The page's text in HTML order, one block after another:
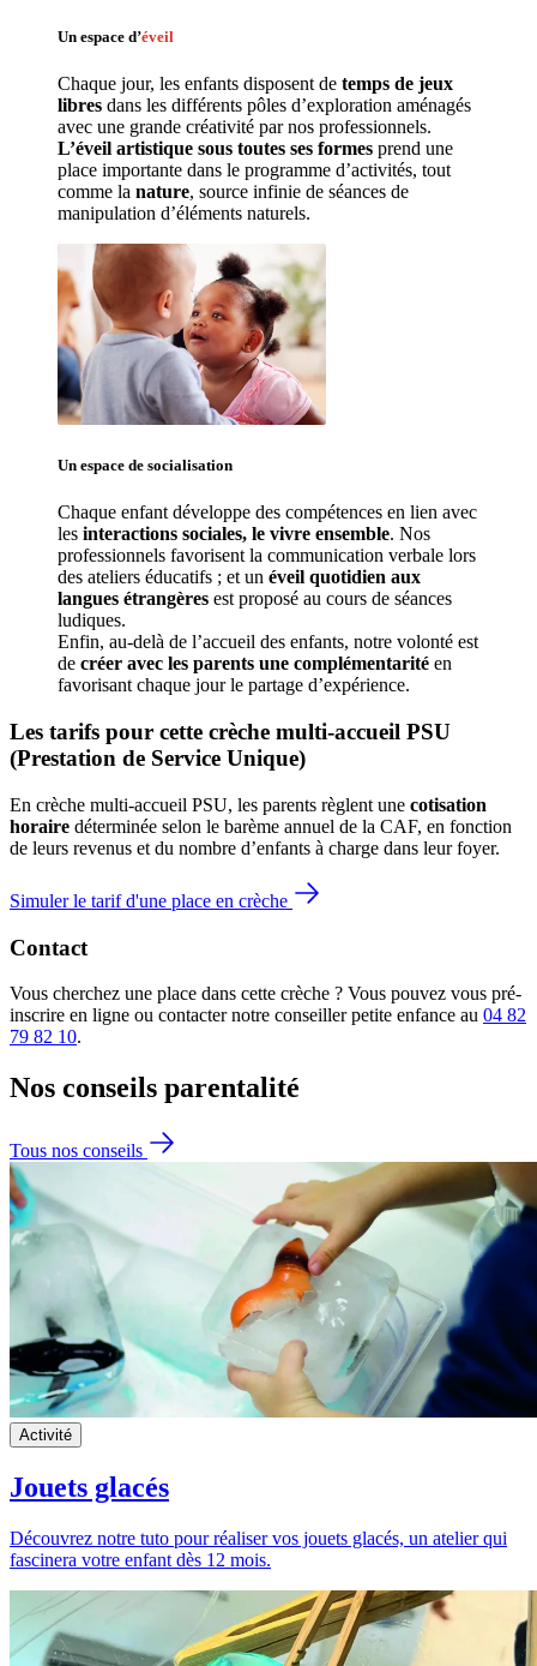
Un espace d’éveil
Chaque jour, les enfants disposent de temps de jeux
libres dans les différents pôles d’exploration aménagés
L’éveil artistique sous toutes ses formes prend une
place importante dans le programme d’activités, tout
comme la nature, source infinie de séances de
manipulation d’éléments naturels.
Un espace de socialisation
Chaque enfant développe des compétences en lien avec
les interactions sociales, le vivre ensemble. Nos
professionnels favorisent la communication verbale lors
des ateliers éducatifs ; et un éveil quotidien aux
langues étrangères est proposé au cours de séances
ludiques.
Enfin, au-delà de l’accueil des enfants, notre volonté est
de créer avec les parents une complémentarité en
favorisant chaque jour le partage d’expérience.
Les tarifs pour cette crèche multi-accueil PSU
(Prestation de Service Unique)
En crèche multi-accueil PSU, les parents règlent une cotisation
horaire déterminée selon le barème annuel de la CAF, en fonction
de leurs revenus et du nombre d’enfants à charge dans leur foyer.
Simuler le tarif d'une place en crèche
Contact
Vous cherchez une place dans cette crèche ? Vous pouvez vous pré-
inscrire en ligne ou contacter notre conseiller petite enfance au 04 82
79 82 10.
Nos conseils parentalité
Tous nos conseils
Activité
Jouets glacés
Découvrez notre tuto pour réaliser vos jouets glacés, un atelier qui
fascinera votre enfant dès 12 mois.